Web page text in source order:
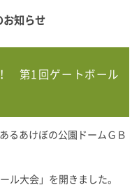
お知らせ
第1回ゲートボール
るあけぼの公園ドームＧＢ
ル大会」を開きました。